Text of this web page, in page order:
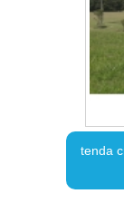
tenda